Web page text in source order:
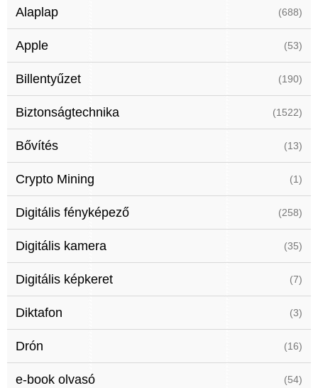
Alaplap (688)
Apple (53)
Billentyűzet (190)
Biztonságtechnika (1522)
Bővítés (13)
Crypto Mining (1)
Digitális fényképező (258)
Digitális kamera (35)
Digitális képkeret (7)
Diktafon (3)
Drón (16)
e-book olvasó (54)